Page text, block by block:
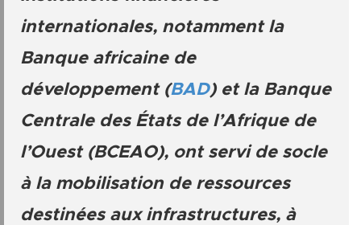
internationales, notamment la
Banque africaine de
développement (BAD) et la Banque
Centrale des États de l’Afrique de
l’Ouest (BCEAO), ont servi de socle
à la mobilisation de ressources
destinées aux infrastructures, à